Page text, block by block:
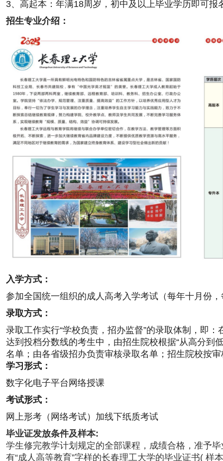
3、高起本：年满18周岁，初中及以上毕业学历即可报
招生专业介绍：
入学方式：
参加全国统一组织的成人高考入学考试（每年十月份
录取方式：
录取工作实行“学校负责，招办监督”的录取体制，即
达到投档分数线的考生中，由招生院校根据“从高分到
名单；由各省级招办负责审核录取名单；招生院校按
学习形式：
数字化电子平台网络授课
考试形式：
网上形考（网络考试）加线下纸质考试
毕业证发放条件及样本:
学生修完教学计划规定的全部课程，成绩合格，准予
有“成人高等教育”字样的长春理工大学的毕业证书( 样